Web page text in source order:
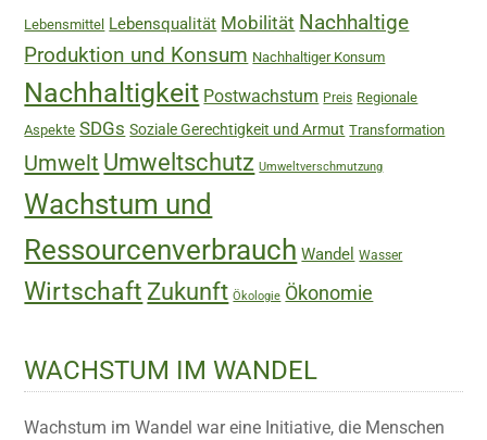
Lebensmittel Lebensqualität Mobilität Nachhaltige
Produktion und Konsum Nachhaltiger Konsum
Nachhaltigkeit Postwachstum Preis Regionale
Aspekte SDGs Soziale Gerechtigkeit und Armut Transformation
Umwelt Umweltschutz Umweltverschmutzung
Wachstum und
Ressourcenverbrauch Wandel Wasser
Wirtschaft Zukunft Ökologie Ökonomie
WACHSTUM IM WANDEL
Wachstum im Wandel war eine Initiative, die Menschen